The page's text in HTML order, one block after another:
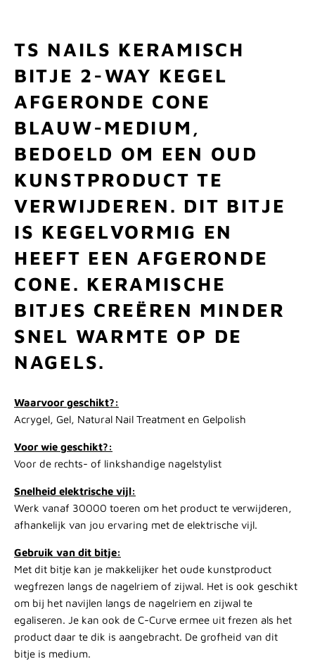
TS NAILS KERAMISCH
BITJE 2-WAY KEGEL
AFGERONDE CONE
BLAUW-MEDIUM,
BEDOELD OM EEN OUD
KUNSTPRODUCT TE
VERWIJDEREN. DIT BITJE
IS KEGELVORMIG EN
HEEFT EEN AFGERONDE
CONE. KERAMISCHE
BITJES CREËREN MINDER
SNEL WARMTE OP DE
NAGELS.
Waarvoor geschikt?:
Acrygel, Gel, Natural Nail Treatment en Gelpolish
Voor wie geschikt?:
Voor de rechts- of linkshandige nagelstylist
Snelheid elektrische vijl:
Werk vanaf 30000 toeren om het product te verwijderen,
afhankelijk van jou ervaring met de elektrische vijl.
Gebruik van dit bitje:
Met dit bitje kan je makkelijker het oude kunstproduct
wegfrezen langs de nagelriem of zijwal. Het is ook geschikt
om bij het navijlen langs de nagelriem en zijwal te
egaliseren. Je kan ook de C-Curve ermee uit frezen als het
product daar te dik is aangebracht. De grofheid van dit
bitje is medium.